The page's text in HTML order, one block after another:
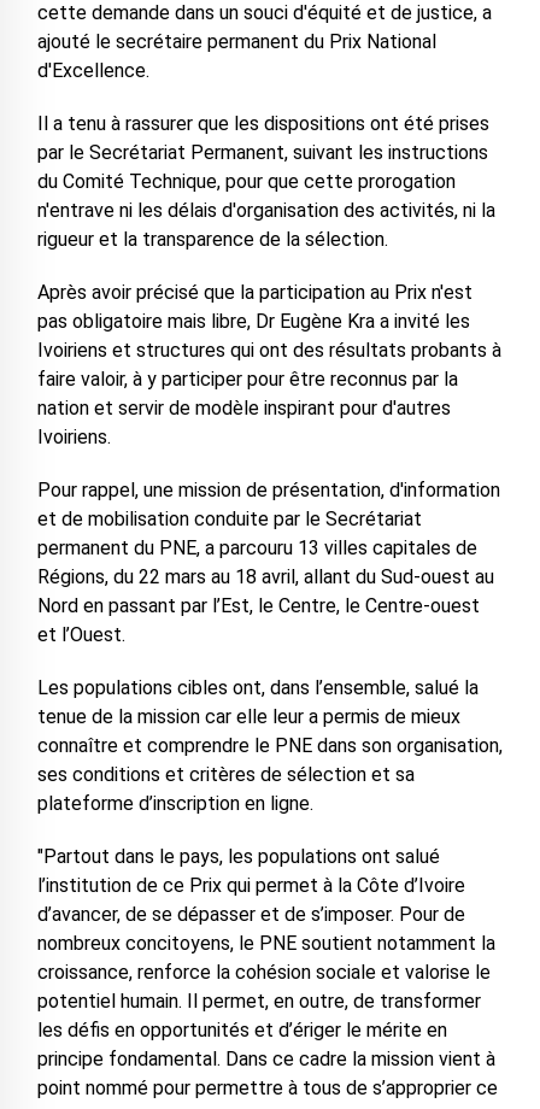
cette demande dans un souci d'équité et de justice, a
ajouté le secrétaire permanent du Prix National
d'Excellence.
Il a tenu à rassurer que les dispositions ont été prises
par le Secrétariat Permanent, suivant les instructions
du Comité Technique, pour que cette prorogation
n'entrave ni les délais d'organisation des activités, ni la
rigueur et la transparence de la sélection.
Après avoir précisé que la participation au Prix n'est
pas obligatoire mais libre, Dr Eugène Kra a invité les
Ivoiriens et structures qui ont des résultats probants à
faire valoir, à y participer pour être reconnus par la
nation et servir de modèle inspirant pour d'autres
Ivoiriens.
Pour rappel, une mission de présentation, d'information
et de mobilisation conduite par le Secrétariat
permanent du PNE, a parcouru 13 villes capitales de
Régions, du 22 mars au 18 avril, allant du Sud-ouest au
Nord en passant par l’Est, le Centre, le Centre-ouest
et l’Ouest.
Les populations cibles ont, dans l’ensemble, salué la
tenue de la mission car elle leur a permis de mieux
connaître et comprendre le PNE dans son organisation,
ses conditions et critères de sélection et sa
plateforme d’inscription en ligne.
"Partout dans le pays, les populations ont salué
l’institution de ce Prix qui permet à la Côte d’Ivoire
d’avancer, de se dépasser et de s’imposer. Pour de
nombreux concitoyens, le PNE soutient notamment la
croissance, renforce la cohésion sociale et valorise le
potentiel humain. Il permet, en outre, de transformer
les défis en opportunités et d’ériger le mérite en
principe fondamental. Dans ce cadre la mission vient à
point nommé pour permettre à tous de s’approprier ce